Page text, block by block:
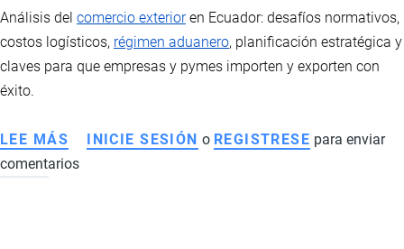
EMPRESAS
Análisis del comercio exterioren Ecuador: desafíos normativos,
costos logísticos, régimen aduanero, planificación estratégica y
claves para que empresas y pymes importen y exporten con
éxito.
LEE MÁS SOBRE
COMERCIO
INICIE SESIÓN o REGISTRESE para enviar
comentarios